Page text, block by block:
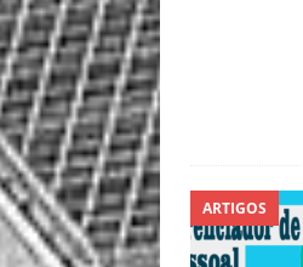
ARTIGOS